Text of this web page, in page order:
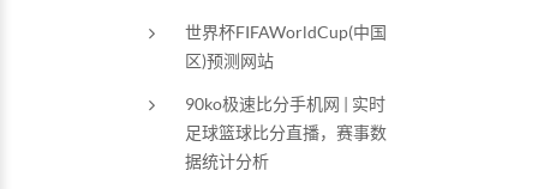
世界杯FIFAWorldCup(中国
区)预测网站
90ko极速比分手机网 | 实时
足球篮球比分直播，赛事数
据统计分析